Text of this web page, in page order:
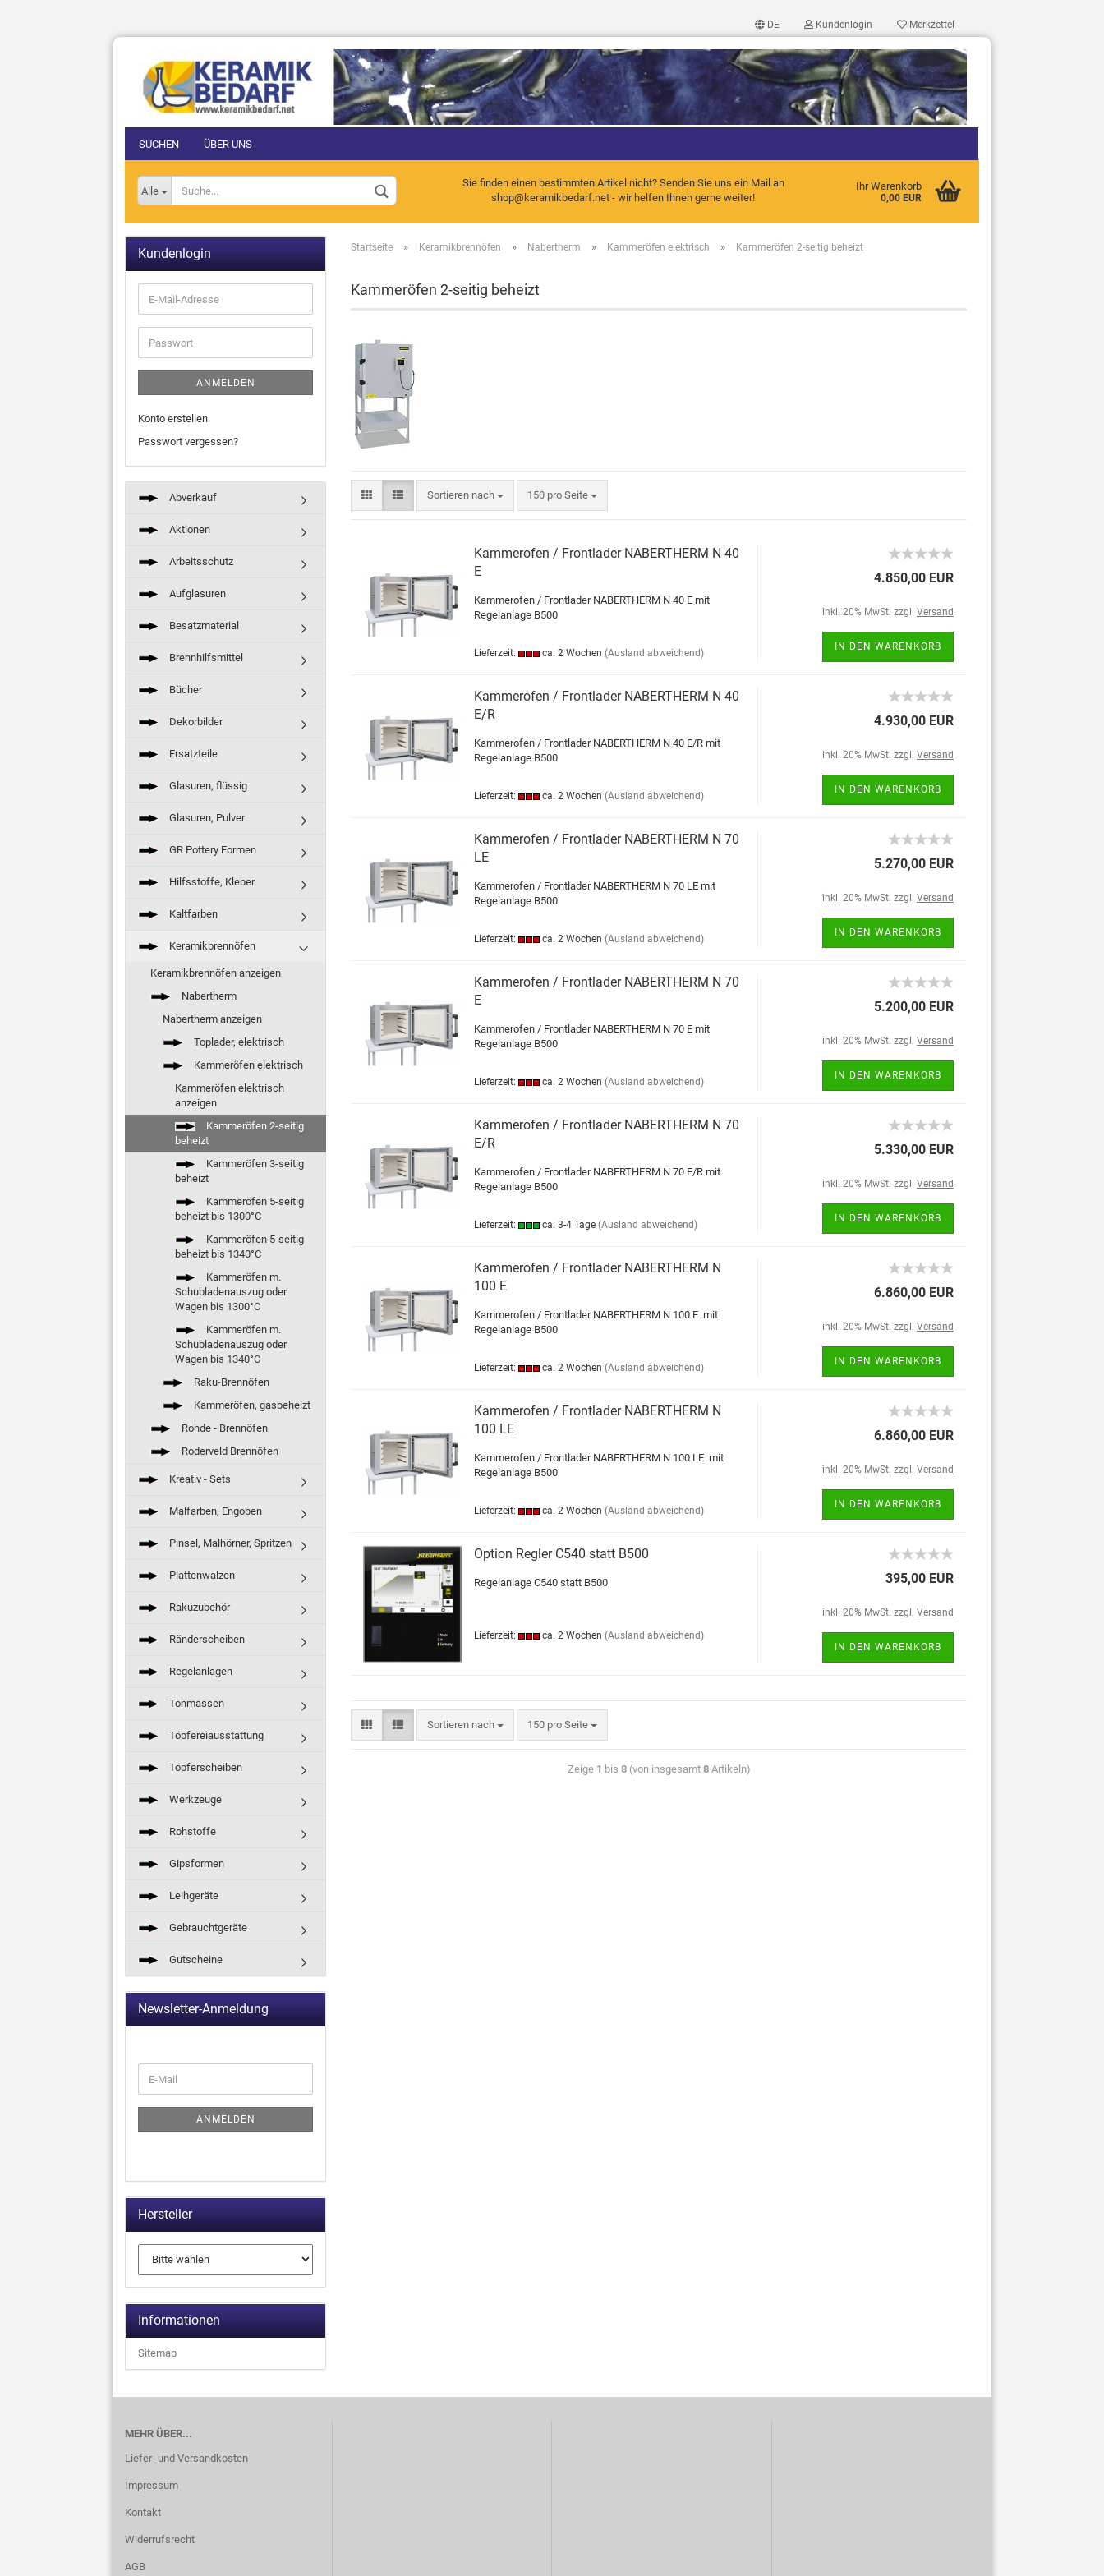
DE
Sprache auswählen
Kundenlogin
Konto erstellen
Merkzettel
Alle
Sie finden einen bestimmten Artikel nicht? Senden Sie uns ein Mail an
shop@keramikbedarf.net - wir helfen Ihnen gerne weiter!
Ihr Warenkorb
0,00 EUR
SUCHEN ÜBER UNS
Startseite » Keramikbrennöfen » Nabertherm » Kammeröfen elektrisch » Kammeröfen 2-seitig beheizt
Kammeröfen 2-seitig beheizt
Sortieren nach 150 pro Seite
Kammerofen / Frontlader NABERTHERM N 40
E
Kammerofen / Frontlader NABERTHERM N 40 E mit
Regelanlage B500
Lieferzeit: ca. 2 Wochen (Ausland abweichend)
4.850,00 EUR
inkl. 20% MwSt. zzgl. Versand
IN DEN WARENKORB
Kammerofen / Frontlader NABERTHERM N 40
E/R
Kammerofen / Frontlader NABERTHERM N 40 E/R mit
Regelanlage B500
Lieferzeit: ca. 2 Wochen (Ausland abweichend)
4.930,00 EUR
inkl. 20% MwSt. zzgl. Versand
IN DEN WARENKORB
Kammerofen / Frontlader NABERTHERM N 70
LE
Kammerofen / Frontlader NABERTHERM N 70 LE mit
Regelanlage B500
Lieferzeit: ca. 2 Wochen (Ausland abweichend)
5.270,00 EUR
inkl. 20% MwSt. zzgl. Versand
IN DEN WARENKORB
Kammerofen / Frontlader NABERTHERM N 70
E
Kammerofen / Frontlader NABERTHERM N 70 E mit
Regelanlage B500
Lieferzeit: ca. 2 Wochen (Ausland abweichend)
5.200,00 EUR
inkl. 20% MwSt. zzgl. Versand
IN DEN WARENKORB
Kammerofen / Frontlader NABERTHERM N 70
E/R
Kammerofen / Frontlader NABERTHERM N 70 E/R mit
Regelanlage B500
Lieferzeit: ca. 3-4 Tage (Ausland abweichend)
5.330,00 EUR
inkl. 20% MwSt. zzgl. Versand
IN DEN WARENKORB
Kammerofen / Frontlader NABERTHERM N
100 E
Kammerofen / Frontlader NABERTHERM N 100 E mit
Regelanlage B500
Lieferzeit: ca. 2 Wochen (Ausland abweichend)
6.860,00 EUR
inkl. 20% MwSt. zzgl. Versand
IN DEN WARENKORB
Kammerofen / Frontlader NABERTHERM N
100 LE
Kammerofen / Frontlader NABERTHERM N 100 LE mit
Regelanlage B500
Lieferzeit: ca. 2 Wochen (Ausland abweichend)
6.860,00 EUR
inkl. 20% MwSt. zzgl. Versand
IN DEN WARENKORB
Option Regler C540 statt B500
Regelanlage C540 statt B500
Lieferzeit: ca. 2 Wochen (Ausland abweichend)
395,00 EUR
inkl. 20% MwSt. zzgl. Versand
IN DEN WARENKORB
Sortieren nach 150 pro Seite
Zeige 1 bis 8(von insgesamt 8Artikeln)
Kundenlogin
ANMELDEN
Konto erstellen
Passwort vergessen?
Abverkauf
Aktionen
Arbeitsschutz
Aufglasuren
Besatzmaterial
Brennhilfsmittel
Bücher
Dekorbilder
Ersatzteile
Glasuren, flüssig
Glasuren, Pulver
GR Pottery Formen
Hilfsstoffe, Kleber
Kaltfarben
Keramikbrennöfen
Keramikbrennöfen anzeigen
Nabertherm
Nabertherm anzeigen
Toplader, elektrisch
Kammeröfen elektrisch
Kammeröfen elektrisch
anzeigen
Kammeröfen 2-seitig
beheizt
Kammeröfen 3-seitig
beheizt
Kammeröfen 5-seitig
beheizt bis 1300°C
Kammeröfen 5-seitig
beheizt bis 1340°C
Kammeröfen m.
Schubladenauszug oder
Wagen bis 1300°C
Kammeröfen m.
Schubladenauszug oder
Wagen bis 1340°C
Raku-Brennöfen
Kammeröfen, gasbeheizt
Rohde - Brennöfen
Roderveld Brennöfen
Kreativ - Sets
Malfarben, Engoben
Pinsel, Malhörner, Spritzen
Plattenwalzen
Rakuzubehör
Ränderscheiben
Regelanlagen
Tonmassen
Töpfereiausstattung
Töpferscheiben
Werkzeuge
Rohstoffe
Gipsformen
Leihgeräte
Gebrauchtgeräte
Gutscheine
Newsletter-Anmeldung
ANMELDEN
Hersteller
Informationen
Sitemap
MEHR ÜBER...
Liefer- und Versandkosten
Impressum
Kontakt
Widerrufsrecht
AGB